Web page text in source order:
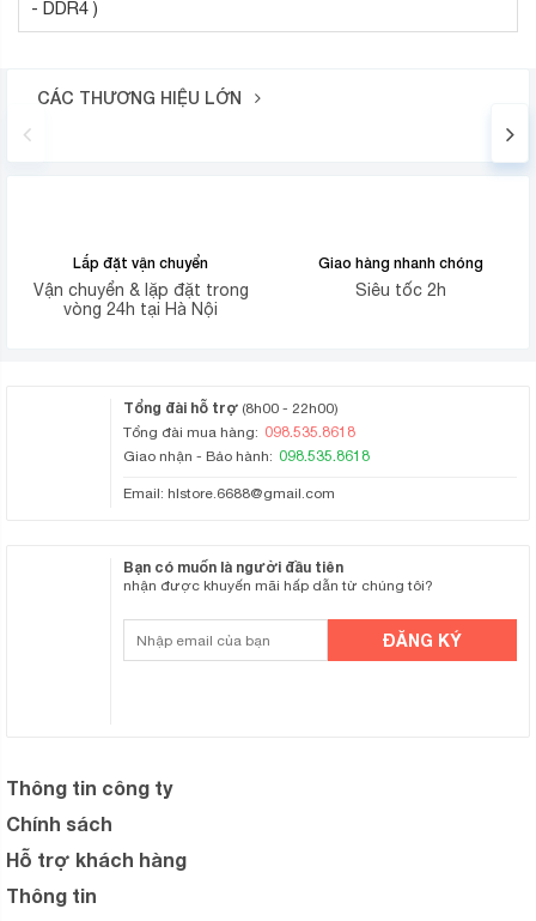
CÁC THƯƠNG HIỆU LỚN
Lắp đặt vận chuyển
Vận chuyển & lặp đặt trong
vòng 24h tại Hà Nội
Giao hàng nhanh chóng
Siêu tốc 2h
Tổng đài hỗ trợ (8h00 - 22h00)
Tổng đài mua hàng: 098.535.8618
Giao nhận - Bảo hành: 098.535.8618
Email: hlstore.6688@gmail.com
Bạn có muốn là người đầu tiên
nhận được khuyến mãi hấp dẫn từ chúng tôi?
Thông tin công ty
Chính sách
Hỗ trợ khách hàng
Thông tin